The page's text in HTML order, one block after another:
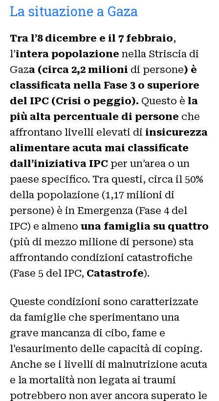
La situazione a Gaza
Tra l’8 dicembre e il 7 febbraio,
l’intera popolazione nella Striscia di
Gaza (circa 2,2 milioni di persone) è
classificata nella Fase 3 o superiore
del IPC (Crisi o peggio). Questo è la
più alta percentuale di persone che
affrontano livelli elevati di insicurezza
alimentare acuta mai classificate
dall’iniziativa IPC per un’area o un
paese specifico. Tra questi, circa il 50%
della popolazione (1,17 milioni di
persone) è in Emergenza (Fase 4 del
IPC) e almeno una famiglia su quattro
(più di mezzo milione di persone) sta
affrontando condizioni catastrofiche
(Fase 5 del IPC, Catastrofe).
Queste condizioni sono caratterizzate
da famiglie che sperimentano una
grave mancanza di cibo, fame e
l’esaurimento delle capacità di coping.
Anche se i livelli di malnutrizione acuta
e la mortalità non legata ai traumi
potrebbero non aver ancora superato le